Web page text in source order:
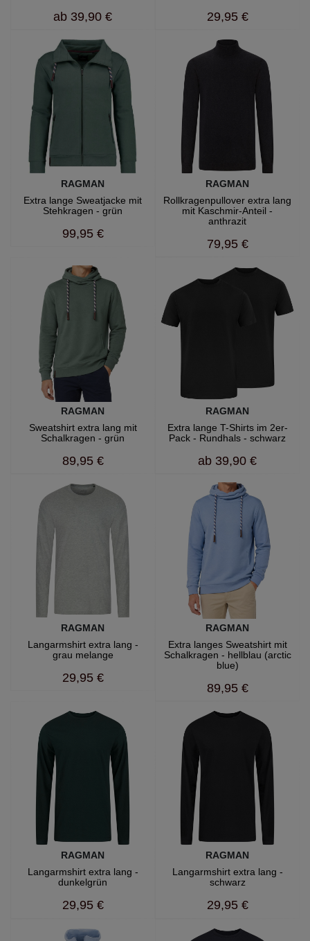
ab 39,90 € 29,95 €
RAGMAN
Extra lange Sweatjacke mit
Stehkragen - grün
99,95 €
RAGMAN
Rollkragenpullover extra lang
mit Kaschmir-Anteil -
anthrazit
79,95 €
RAGMAN
Sweatshirt extra lang mit
Schalkragen - grün
89,95 €
RAGMAN
Extra lange T-Shirts im 2er-
Pack - Rundhals - schwarz
ab 39,90 €
RAGMAN
Langarmshirt extra lang -
grau melange
29,95 €
RAGMAN
Extra langes Sweatshirt mit
Schalkragen - hellblau (arctic
blue)
89,95 €
RAGMAN
Langarmshirt extra lang -
dunkelgrün
29,95 €
RAGMAN
Langarmshirt extra lang -
schwarz
29,95 €